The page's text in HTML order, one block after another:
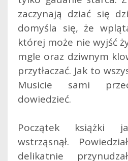
zaczynają dziać się
domyśla się, że
której może nie wyjść
mgle oraz dziwnym
przytłaczać. Jak to
Musicie sami
dowiedzieć.
Początek książki
wstrząsnął.
delikatnie